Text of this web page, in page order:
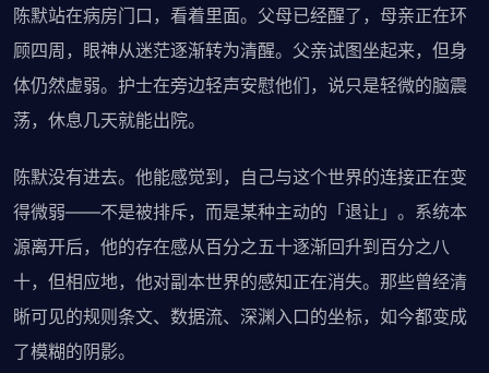
陈默站在病房门口，看着里面。父母已经醒了，母亲正在环
顾四周，眼神从迷茫逐渐转为清醒。父亲试图坐起来，但身
体仍然虚弱。护士在旁边轻声安慰他们，说只是轻微的脑震
荡，休息几天就能出院。
陈默没有进去。他能感觉到，自己与这个世界的连接正在变
得微弱——不是被排斥，而是某种主动的「退让」。系统本
源离开后，他的存在感从百分之五十逐渐回升到百分之八
十，但相应地，他对副本世界的感知正在消失。那些曾经清
晰可见的规则条文、数据流、深渊入口的坐标，如今都变成
了模糊的阴影。